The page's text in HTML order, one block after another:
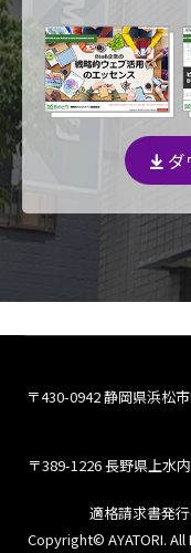
ダ
〒430-0942 静岡県浜松
〒389-1226 長野県上水
適格請求書発
Copyright© AYATORI.